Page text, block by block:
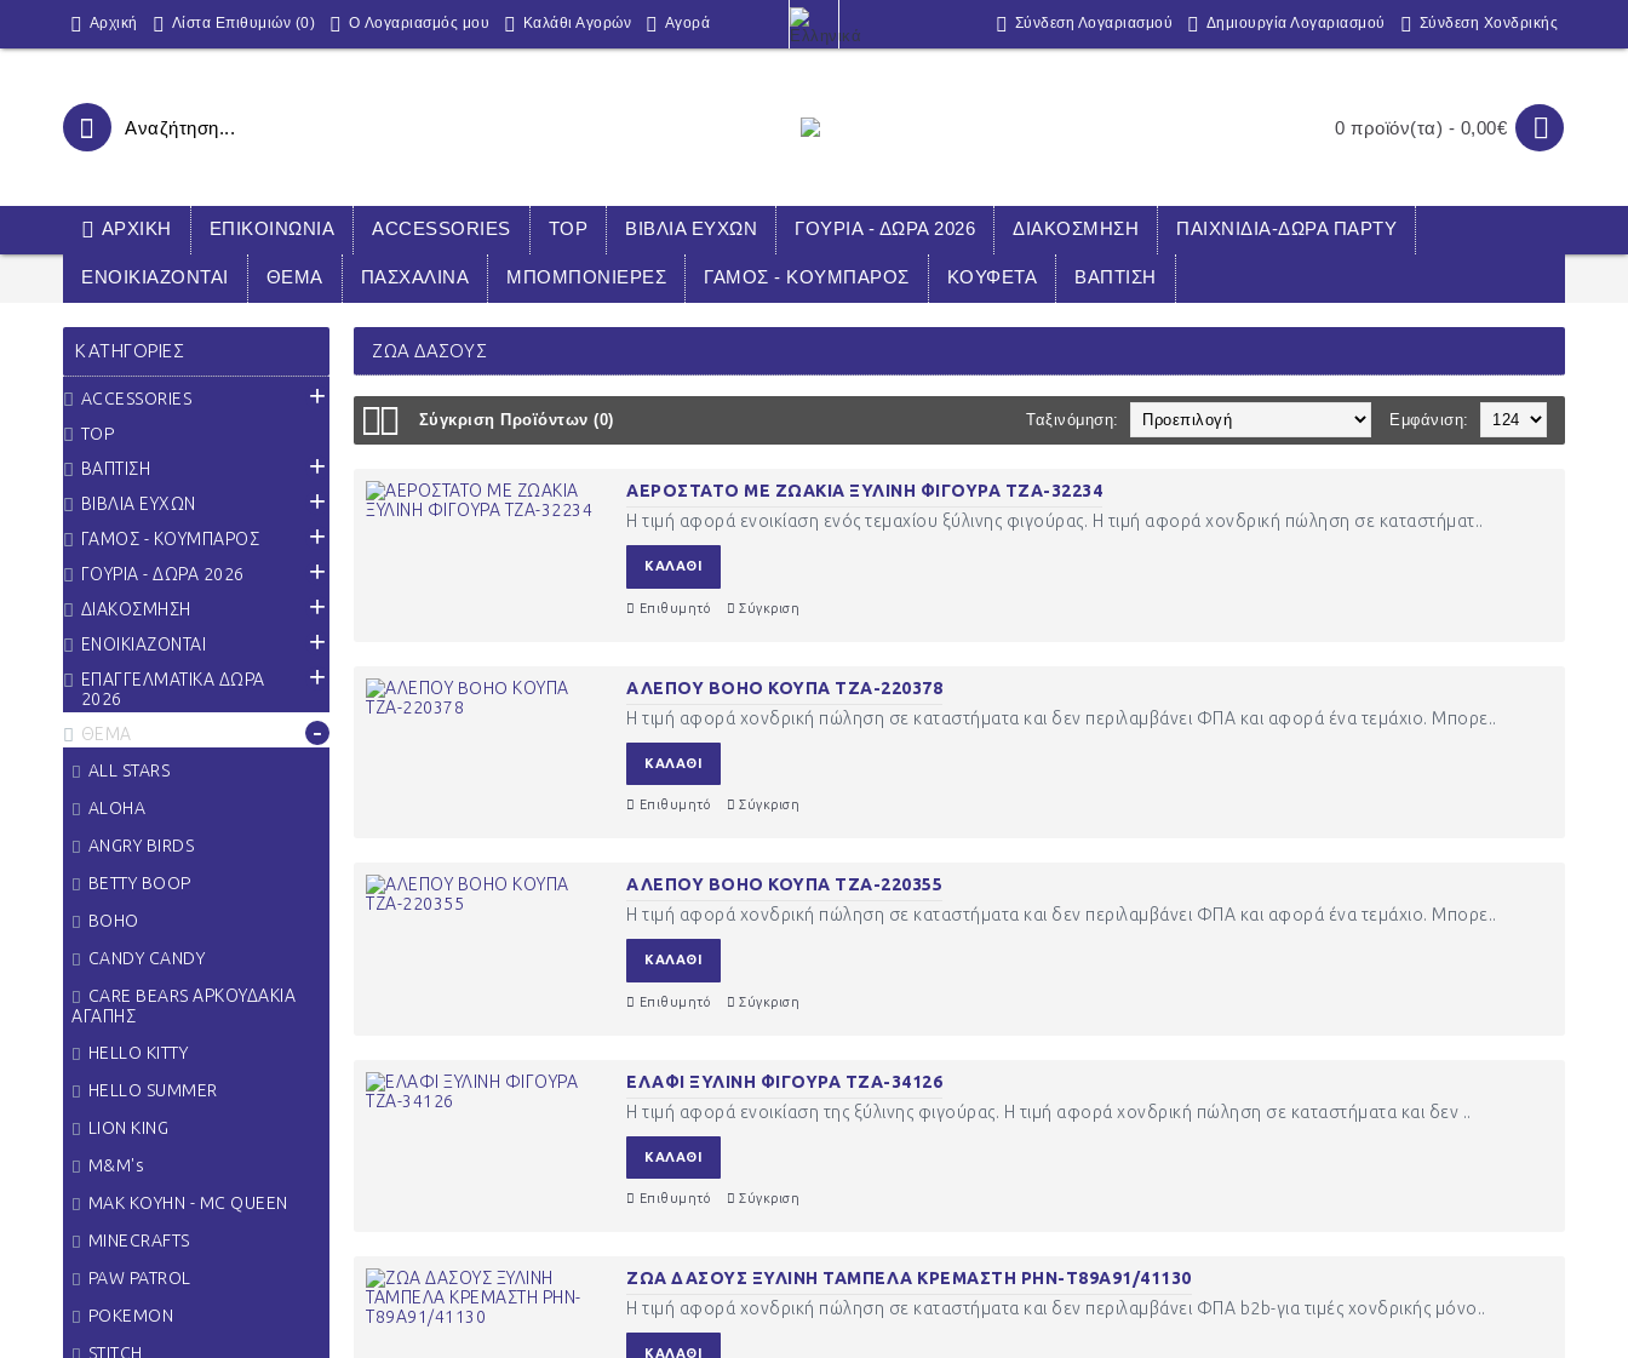
Αρχική Λίστα Επιθυμιών (0) O Λογαριασμός μου Καλάθι Αγορών Αγορά Σύνδεση Λογαριασμού Δημιουργία Λογαριασμού Σύνδεση Χονδρικής
0 προϊόν(τα) - 0,00€
ΑΡΧΙΚΉ ΕΠΙΚΟΙΝΩΝΊΑ ACCESSORIES TOP ΒΙΒΛΙΑ ΕΥΧΩΝ ΓΟΥΡΙΑ - ΔΩΡΑ 2026 ΔΙΑΚΟΣΜΗΣΗ ΠΑΙΧΝΙΔΙΑ-ΔΩΡΑ ΠΑΡΤΥ
ΕΝΟΙΚΙΑΖΟΝΤΑΙ ΘΕΜΑ ΠΑΣΧΑΛΙΝΑ ΜΠΟΜΠΟΝΙΕΡΕΣ ΓΑΜΟΣ - ΚΟΥΜΠΑΡΟΣ ΚΟΥΦΕΤΑ ΒΑΠΤΙΣΗ
Αρχική ΘΕΜΑ ΖΩΑ ΔΑΣΟΥΣ
ΚΑΤΗΓΟΡΊΕΣ
ACCESSORIES +
TOP
ΒΑΠΤΙΣΗ
+
ΒΙΒΛΙΑ ΕΥΧΩΝ +
ΓΑΜΟΣ - ΚΟΥΜΠΑΡΟΣ +
ΓΟΥΡΙΑ - ΔΩΡΑ 2026 +
ΔΙΑΚΟΣΜΗΣΗ +
ΕΝΟΙΚΙΑΖΟΝΤΑΙ +
ΕΠΑΓΓΕΛΜΑΤΙΚΑ ΔΩΡΑ
2026
+
ΘΕΜΑ -
ALL STARS
ALOHA
ANGRY BIRDS
BETTY BOOP
BOHO
CANDY CANDY
CARE BEARS ΑΡΚΟΥΔΑΚΙΑ
ΑΓΑΠΗΣ
HELLO KITTY
HELLO SUMMER
LION KING
M&M's
MAK KOYHN - MC QUEEN
MINECRAFTS
PAW PATROL
POKEMON
STITCH
ΖΩΑ ΔΑΣΟΥΣ
Σύγκριση Προϊόντων (0) Εμφάνιση:
Ταξινόμηση:
ΑΕΡΟΣΤΑΤΟ ΜΕ ΖΩΑΚΙΑ ΞΥΛΙΝΗ ΦΙΓΟΥΡΑ ΤΖΑ-32234
Η τιμή αφορά ενοικίαση ενός τεμαχίου ξύλινης φιγούρας. Η τιμή αφορά χονδρική πώληση σε καταστήματ..
ΚΑΛΆΘΙ
Επιθυμητό Σύγκριση
ΑΛΕΠΟΥ BOHO ΚΟΥΠΑ ΤΖΑ-220378
Η τιμή αφορά χονδρική πώληση σε καταστήματα και δεν περιλαμβάνει ΦΠΑ και αφορά ένα τεμάχιο. Μπορε..
ΚΑΛΆΘΙ
Επιθυμητό Σύγκριση
ΑΛΕΠΟΥ ΒΟΗΟ ΚΟΥΠΑ ΤΖΑ-220355
Η τιμή αφορά χονδρική πώληση σε καταστήματα και δεν περιλαμβάνει ΦΠΑ και αφορά ένα τεμάχιο. Μπορε..
ΚΑΛΆΘΙ
Επιθυμητό Σύγκριση
ΕΛΑΦΙ ΞΥΛΙΝΗ ΦΙΓΟΥΡΑ ΤΖΑ-34126
Η τιμή αφορά ενοικίαση της ξύλινης φιγούρας. Η τιμή αφορά χονδρική πώληση σε καταστήματα και δεν ..
ΚΑΛΆΘΙ
Επιθυμητό Σύγκριση
ΖΩΑ ΔΑΣΟΥΣ ΞΥΛΙΝΗ ΤΑΜΠΕΛΑ ΚΡΕΜΑΣΤΗ ΡΗΝ-Τ89Α91/41130
Η τιμή αφορά χονδρική πώληση σε καταστήματα και δεν περιλαμβάνει ΦΠΑ b2b-για τιμές χονδρικής μόνο..
ΚΑΛΆΘΙ